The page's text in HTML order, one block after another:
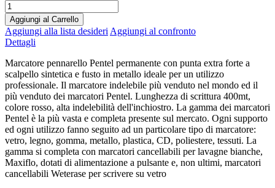
Aggiungi al Carrello
Aggiungi alla lista desideri Aggiungi al confronto
Dettagli
Marcatore pennarello Pentel permanente con punta extra forte a
scalpello sintetica e fusto in metallo ideale per un utilizzo
professionale. Il marcatore indelebile più venduto nel mondo ed il
più venduto dei marcatori Pentel. Lunghezza di scrittura 400mt,
colore rosso, alta indelebilità dell'inchiostro. La gamma dei marcatori
Pentel è la più vasta e completa presente sul mercato. Ogni supporto
ed ogni utilizzo fanno seguito ad un particolare tipo di marcatore:
vetro, legno, gomma, metallo, plastica, CD, poliestere, tessuti. La
gamma si completa con marcatori cancellabili per lavagne bianche,
Maxiflo, dotati di alimentazione a pulsante e, non ultimi, marcatori
cancellabili Weterase per scrivere su vetro